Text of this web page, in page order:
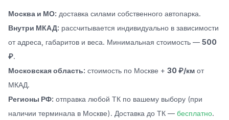
Москва и МО: доставка силами собственного автопарка.
Внутри МКАД: рассчитывается индивидуально в зависимости
от адреса, габаритов и веса. Минимальная стоимость — 500
₽.
Московская область: стоимость по Москве + 30 ₽/км от
МКАД.
Регионы РФ: отправка любой ТК по вашему выбору (при
наличии терминала в Москве). Доставка до ТК — бесплатно.